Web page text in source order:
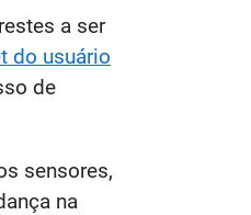
a ser
do usuário
de
sensores,
na